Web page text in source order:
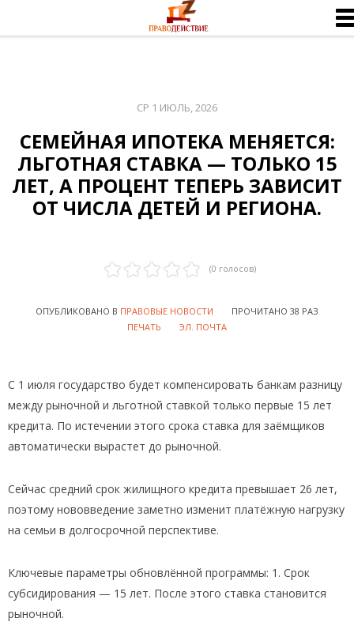
СР 1 ИЮЛЬ, 2026
СЕМЕЙНАЯ ИПОТЕКА МЕНЯЕТСЯ:
ЛЬГОТНАЯ СТАВКА — ТОЛЬКО 15
ЛЕТ, А ПРОЦЕНТ ТЕПЕРЬ ЗАВИСИТ
ОТ ЧИСЛА ДЕТЕЙ И РЕГИОНА.
(0 голосов)
ОПУБЛИКОВАНО В ПРАВОВЫЕ НОВОСТИ
ПРОЧИТАНО 38 РАЗ
ПЕЧАТЬ
ЭЛ. ПОЧТА
С 1 июля государство будет компенсировать банкам разницу
между рыночной и льготной ставкой только первые 15 лет
кредита. По истечении этого срока ставка для заёмщиков
автоматически вырастет до рыночной.
Сейчас средний срок жилищного кредита превышает 26 лет,
поэтому нововведение заметно изменит платёжную нагрузку
на семьи в долгосрочной перспективе.
Ключевые параметры обновлённой программы: 1. Срок
субсидирования — 15 лет. После этого ставка становится
рыночной.